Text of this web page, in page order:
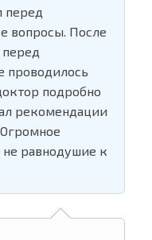
перед
вопросы. После
проводилось
подробно
рекомендации
не равнодушие к